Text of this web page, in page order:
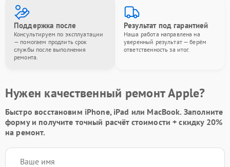
Поддержка после
Консультируем по эксплуатации
— помогаем продлить срок
службы после выполнения
ремонта.
Результат под гарантией
Наша работа направлена на
уверенный результат — берём
ответственность за итог.
Нужен качественный ремонт Apple?
Быстро восстановим iPhone, iPad или MacBook. Заполните
формуи получите точный расчёт стоимости +скидку 20%
на ремонт.